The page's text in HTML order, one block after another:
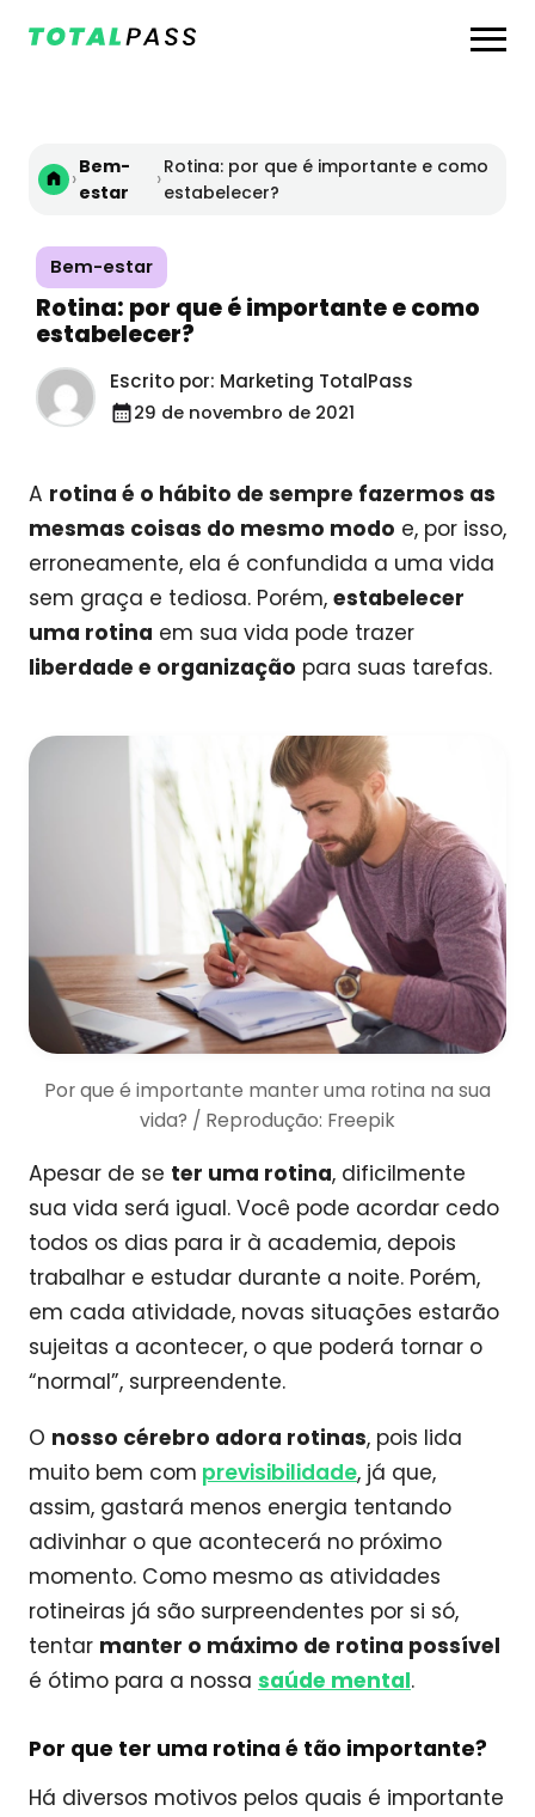
›Bem-
estar
›Rotina: por que é importante e como
estabelecer?
Bem-estar
Rotina: por que é importante e como
estabelecer?
Escrito por: Marketing TotalPass
29 de novembro de 2021
A rotina é o hábito de sempre fazermos as
mesmas coisas do mesmo modo e, por isso,
erroneamente, ela é confundida a uma vida
sem graça e tediosa. Porém, estabelecer
uma rotina em sua vida pode trazer
liberdade e organização para suas tarefas.
Por que é importante manter uma rotina na sua
vida? / Reprodução: Freepik
Apesar de se ter uma rotina, dificilmente
sua vida será igual. Você pode acordar cedo
todos os dias para ir à academia, depois
trabalhar e estudar durante a noite. Porém,
em cada atividade, novas situações estarão
sujeitas a acontecer, o que poderá tornar o
“normal”, surpreendente.
O nosso cérebro adora rotinas, pois lida
muito bem com previsibilidade, já que,
assim, gastará menos energia tentando
adivinhar o que acontecerá no próximo
momento. Como mesmo as atividades
rotineiras já são surpreendentes por si só,
tentar manter o máximo de rotina possível
é ótimo para a nossa saúde mental.
Por que ter uma rotina é tão importante?
Há diversos motivos pelos quais é importante